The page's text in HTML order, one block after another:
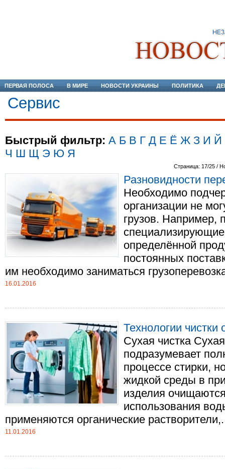
ПЕРВАЯ ПОЛОСА В МИРЕ НОВОСТИ УКРАИНЫ ПОЛИТИКА
Сервис
Быстрый фильтр: А Б В Г Д Е Ё Ж З И Й
Ч Ш Щ Э Ю Я
Страница: 17/25 /
Разновидности
Необходимо
организации не
грузов. Например,
определённой
постоянных
им необходимо заниматься
16.01.2016
Технологии
Сухая чистка
подразумевает
процессе стирки,
жидкой среды в
изделия
использования
применяются органические
11.01.2016